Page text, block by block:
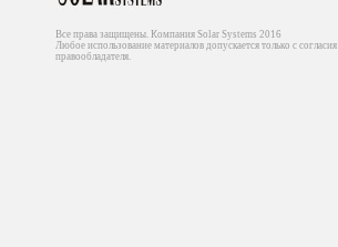
Все права защищены. Компания Solar Systems 2016
Любое использование материалов допускается только с согласия
правообладателя.